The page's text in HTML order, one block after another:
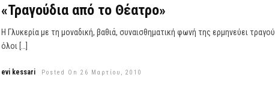
«Τραγούδια από το Θέατρο»
Η Γλυκερία με τη μοναδική, βαθιά, συναισθηματική φωνή της ερμηνεύει
όλοι […]
evi kessari Posted On 26 Μαρτίου, 2010